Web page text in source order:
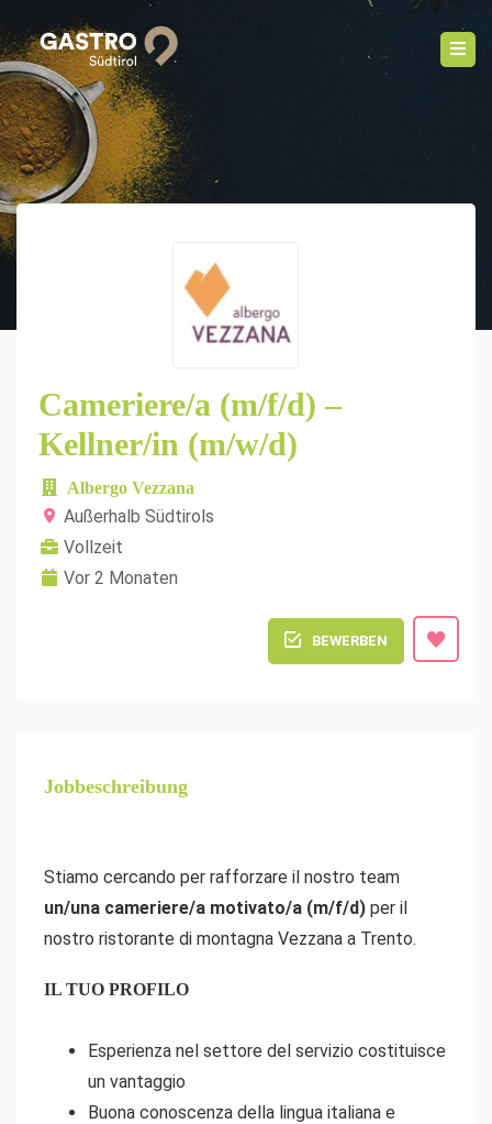
Cameriere/a (m/f/d) –
Kellner/in (m/w/d)
Albergo Vezzana
Außerhalb Südtirols
Vollzeit
Vor 2 Monaten
BEWERBEN
Jobbeschreibung
Stiamo cercando per rafforzare il nostro team
un/una cameriere/a motivato/a (m/f/d) per il
nostro ristorante di montagna Vezzana a Trento.
IL TUO PROFILO
Esperienza nel settore del servizio costituisce
un vantaggio
Buona conoscenza della lingua italiana e